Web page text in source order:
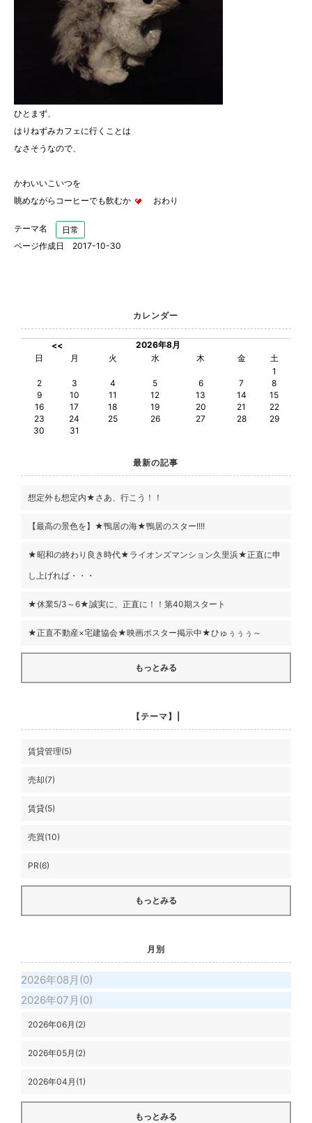
ひとまず、
はりねずみカフェに行くことは
なさそうなので、
かわいいこいつを
眺めながらコーヒーでも飲むか
おわり
テーマ名
日常
ページ作成日 2017-10-30
カレンダー
<<
2026年8月
日
月 火 水 木 金
土
1
2
3 4 5 6 7
8
9
10 11 12 13 14
15
16
17 18 19 20 21
22
23
24 25 26 27 28
29
30
31
最新の記事
想定外も想定内★さあ、行こう！！
【最高の景色を】★鴨居の海★鴨居のスター!!!!
★昭和の終わり良き時代★ライオンズマンション久里浜★正直に申
し上げれば・・・
★休業5/3～6★誠実に、正直に！！第40期スタート
★正直不動産×宅建協会★映画ポスター掲示中★ひゅぅぅぅ～
もっとみる
【テーマ】|
賃貸管理(5)
売却(7)
賃貸(5)
売買(10)
PR(6)
もっとみる
月別
2026年08月(0)
2026年07月(0)
2026年06月(2)
2026年05月(2)
2026年04月(1)
もっとみる